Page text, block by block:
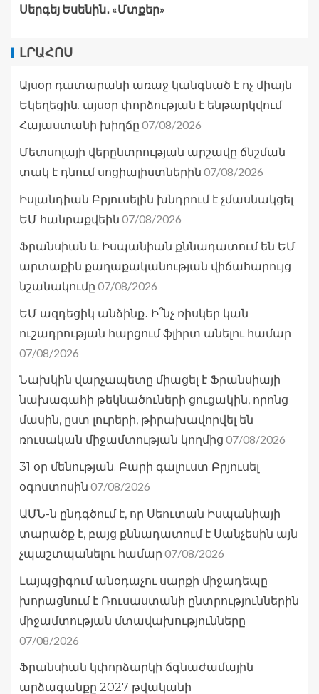
Սերգեյ Եսենին․ «Մտքեր»
ԼՐԱՀՈՍ
Այսօր դատարանի առաջ կանգնած է ոչ միայն
Եկեղեցին. այսօր փորձության է ենթարկվում
Հայաստանի խիղճը 07/08/2026
Մետսոլայի վերընտրության արշավը ճնշման
տակ է դնում սոցիալիստներին 07/08/2026
Իսլանդիան Բրյուսելին խնդրում է չմասնակցել
ԵՄ հանրաքվեին 07/08/2026
Ֆրանսիան և Իսպանիան քննադատում են ԵՄ
արտաքին քաղաքականության վիճահարույց
նշանակումը 07/08/2026
ԵՄ ազդեցիկ անձինք․ Ի՞նչ ռիսկեր կան
ուշադրության հարցում ֆլիրտ անելու համար
07/08/2026
Նախկին վարչապետը միացել է Ֆրանսիայի
նախագահի թեկնածուների ցուցակին, որոնց
մասին, ըստ լուրերի, թիրախավորվել են
ռուսական միջամտության կողմից 07/08/2026
31 օր մենության. Բարի գալուստ Բրյուսել
օգոստոսին 07/08/2026
ԱՄՆ-ն ընդգծում է, որ Սեուտան Իսպանիայի
տարածք է, բայց քննադատում է Սանչեսին այն
չպաշտպանելու համար 07/08/2026
Լայպցիգում անօդաչու սարքի միջադեպը
խորացնում է Ռուսաստանի ընտրություններին
միջամտության մտավախությունները
07/08/2026
Ֆրանսիան կփորձարկի ճգնաժամային
արձագանքը 2027 թվականի